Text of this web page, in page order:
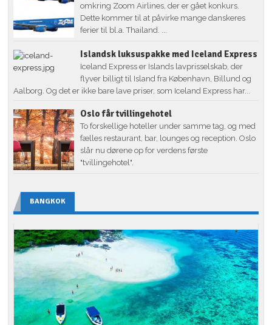
omkring Zoom Airlines, der er gået konkurs.
Dette kommer til at påvirke mange danskeres
ferier til bl.a. Thailand. ...
Islandsk luksuspakke med Iceland Express
Iceland Express er Islands lavprisselskab, der
flyver billigt til Island fra København, Billund og
Aalborg. Og det er ikke bare lave priser, som Iceland Express har...
Oslo får tvillingehotel
To forskellige hoteller under samme tag, og med
fælles restaurant, bar, lounges og reception. Oslo
slår nu dørene op for verdens første
"tvillingehotel".
BANGKOK